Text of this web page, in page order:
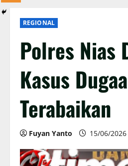
REGIONAL
Polres Nias
Kasus
Terabaikan
Fuyan Yanto 15/06/2026